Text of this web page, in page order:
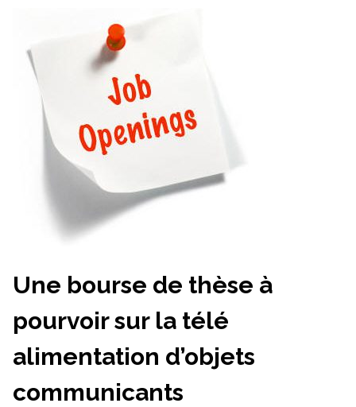
Une bourse de thèse à
pourvoir sur la télé
alimentation d’objets
communicants